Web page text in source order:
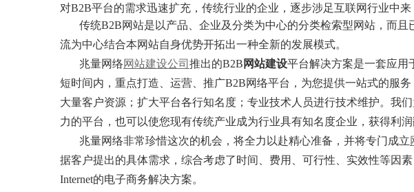
对B2B平台的需求迅速扩充，传统行业的企业，逐步涉足互联网行业中
传统B2B网站是以产品、企业及分类为中心的分类检索型网站，而
流为中心结合本网站自身优势开拓出一种全新的发展模式。
兆量网络网站建设公司 推出的B2B 网站建设平台解决方案是一套应用
短时间内，重点打造、运营、推广B2B网络平台，为您提供一站式的服
大量客户资源；扩大平台各行知名度；专业技术人员进行技术维护。我
力的平台，也可以使您现有传统产业成为行业具有知名度企业，获得利
兆量网络非常珍惜这次的机会，将全力以赴精心准备，并将专门成立
据客户提出的具体需求，综合考虑了时间、费用、可行性、实效性等因
Internet的电子商务解决方案。